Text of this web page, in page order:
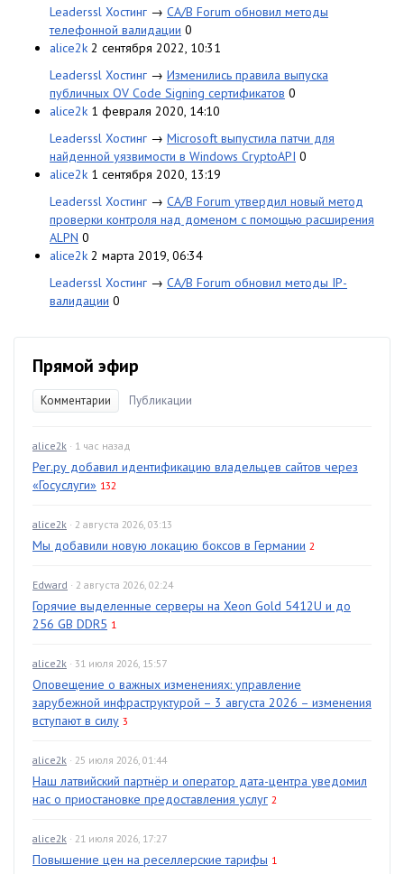
Leaderssl Хостинг → CA/B Forum обновил методы
телефонной валидации 0
alice2k 2 сентября 2022, 10:31
Leaderssl Хостинг → Изменились правила выпуска
публичных OV Code Signing сертификатов 0
alice2k 1 февраля 2020, 14:10
Leaderssl Хостинг → Microsoft выпустила патчи для
найденной уязвимости в Windows CryptoAPI 0
alice2k 1 сентября 2020, 13:19
Leaderssl Хостинг → CA/B Forum утвердил новый метод
проверки контроля над доменом с помощью расширения
ALPN 0
alice2k 2 марта 2019, 06:34
Leaderssl Хостинг → CA/B Forum обновил методы IP-
валидации 0
Прямой эфир
Комментарии Публикации
alice2k · 1 час назад
Рег.ру добавил идентификацию владельцев сайтов через
«Госуслуги» 132
alice2k · 2 августа 2026, 03:13
Мы добавили новую локацию боксов в Германии 2
Edward · 2 августа 2026, 02:24
Горячие выделенные серверы на Xeon Gold 5412U и до
256 GB DDR5 1
alice2k · 31 июля 2026, 15:57
Оповещение о важных изменениях: управление
зарубежной инфраструктурой – 3 августа 2026 – изменения
вступают в силу 3
alice2k · 25 июля 2026, 01:44
Наш латвийский партнёр и оператор дата-центра уведомил
нас о приостановке предоставления услуг 2
alice2k · 21 июля 2026, 17:27
Повышение цен на реселлерские тарифы 1